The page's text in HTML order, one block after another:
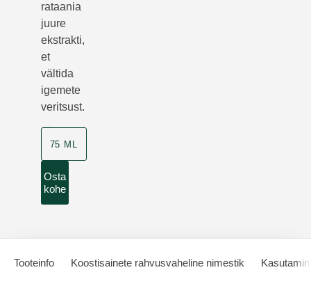
rataania
juure
ekstrakti,
et
vältida
igemete
veritsust.
75 ML
Osta
kohe
Tooteinfo Koostisainete rahvusvaheline nimestik